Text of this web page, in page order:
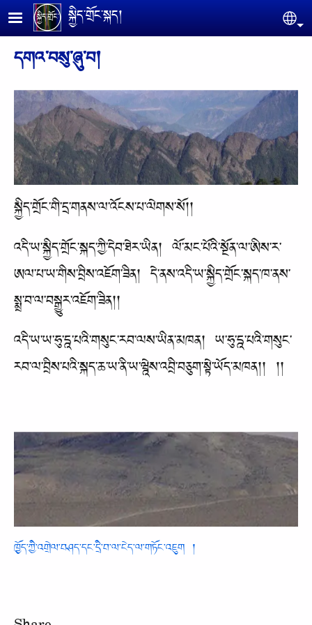
Skip to main content
སྐྱིད་གྲོང་སྐད།
དགའ་བསུ་ཞུ་བ།
སྐྱིད་གྲོང་གི་དྲ་གནས་ལ་འོངས་པ་ལེགས་སོ།།
འདི་ཡ་སྐྱིད་གྲོང་སྐད་ཀྱི་དེབ་ཐེར་ཡིན། ལོ་མང་པོའི་སྔོན་ལ་ཨིས་ར་
ཨལ་པ་ཡ་གིས་བྲིས་འཇོག་ཟིན། དེ་ནས་འདི་ཡ་སྐྱིད་གྲོང་སྐད་ཁ་ནས་
སྨྲ་བ་ལ་བསྒྱུར་འཇོག་ཟིན།།
འདི་ཡ་ཡ་ཧུ་དྰ་པའི་གསུང་རབ་ལས་ཡིན་མཁན། ཡ་ཧུ་དྰ་པའི་གསུང་
རབ་ལ་བྲིས་པའི་སྐད་ཆ་ཡ་ནི་ཡ་ཝྰེས་འབྲི་བཅུག་སྟེ་ཡོད་མཁན།། །།
ཁྱོད་ཀྱི་འགྲེལ་བཤད་དང་དྲི་བ་ལ་ངེད་ལ་གཏོང་འཇུག །